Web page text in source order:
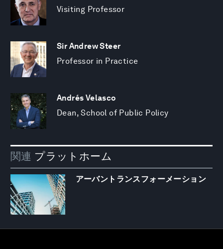
Visiting Professor
Sir Andrew Steer
Professor in Practice
Andrés Velasco
Dean, School of Public Policy
関連 プラットホーム
アーバントランスフォーメーション